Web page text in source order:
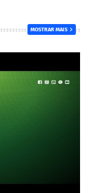
MOSTRAR MAIS